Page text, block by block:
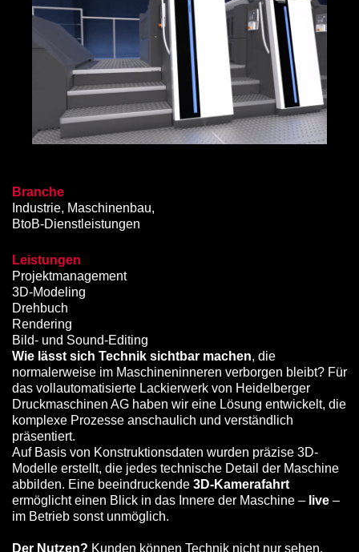
Branche
Industrie, Maschinenbau,
BtoB-Dienstleistungen
Leistungen
Projektmanagement
3D-Modeling
Drehbuch
Rendering
Bild- und Sound-Editing
Wie lässt sich Technik sichtbar machen, die
normalerweise im Maschineninneren verborgen bleibt? Für
das vollautomatisierte Lackierwerk von Heidelberger
Druckmaschinen AG haben wir eine Lösung entwickelt, die
komplexe Prozesse anschaulich und verständlich
präsentiert.
Auf Basis von Konstruktionsdaten wurden präzise 3D-
Modelle erstellt, die jedes technische Detail der Maschine
abbilden. Eine beeindruckende 3D-Kamerafahrt
ermöglicht einen Blick in das Innere der Maschine – live –
im Betrieb sonst unmöglich.
Der Nutzen? Kunden können Technik nicht nur sehen,